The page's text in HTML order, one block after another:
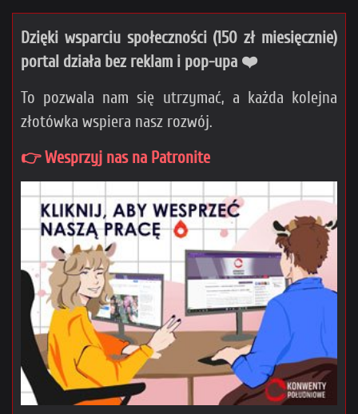
Dzięki wsparciu społeczności (150 zł miesięcznie)
portal działa bez reklam i pop-upa ❤️
To pozwala nam się utrzymać, a każda kolejna
złotówka wspiera nasz rozwój.
👉 Wesprzyj nas na Patronite